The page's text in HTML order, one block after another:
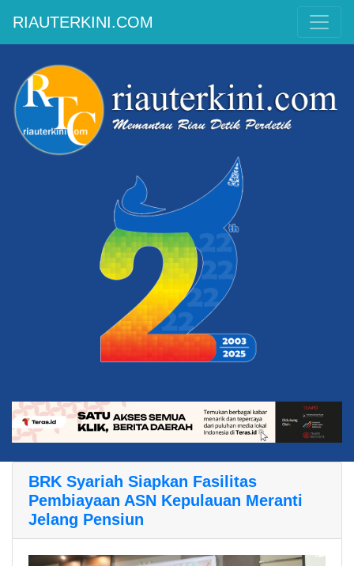
RIAUTERKINI.COM
BRK Syariah Siapkan Fasilitas
Pembiayaan ASN Kepulauan Meranti
Jelang Pensiun